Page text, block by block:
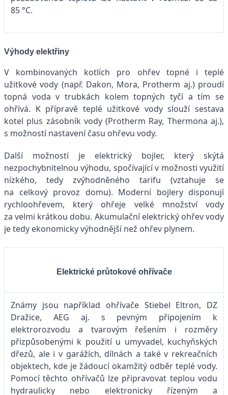
85 °C.
Výhody elektřiny
V kombinovaných kotlích pro ohřev topné i teplé
užitkové vody (např. Dakon, Mora, Protherm aj.) proudí
topná voda v trubkách kolem topných tyčí a tím se
ohřívá. K přípravě teplé užitkové vody slouží sestava
kotel plus zásobník vody (Protherm Ray, Thermona aj.),
s možností nastavení času ohřevu vody.
Další možností je elektrický bojler, který skýtá
nezpochybnitelnou výhodu, spočívající v možnosti využití
nízkého, tedy zvýhodněného tarifu (vztahuje se
na celkový provoz domu). Moderní bojlery disponují
rychloohřevem, který ohřeje velké množství vody
za velmi krátkou dobu. Akumulační elektrický ohřev vody
je tedy ekonomicky výhodnější než ohřev plynem.
Elektrické průtokové ohřívače
Známy jsou například ohřívače Stiebel Eltron, DZ
Dražice, AEG aj. s pevným připojením k
elektrorozvodu a tvarovým řešením i rozměry
přizpůsobenými k použití u umyvadel, kuchyňských
dřezů, ale i v garážích, dílnách a také v rekreačních
objektech, kde je žádoucí okamžitý odběr teplé vody.
Pomocí těchto ohřívačů lze připravovat teplou vodu
hydraulicky nebo elektronicky řízeným a